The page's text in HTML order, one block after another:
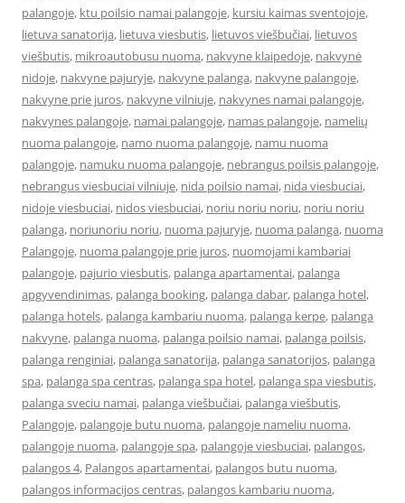
palangoje, ktu poilsio namai palangoje, kursiu kaimas sventojoje,
lietuva sanatorija, lietuva viesbutis, lietuvos viešbučiai, lietuvos
viešbutis, mikroautobusu nuoma, nakvyne klaipedoje, nakvynė
nidoje, nakvyne pajuryje, nakvyne palanga, nakvyne palangoje,
nakvyne prie juros, nakvyne vilniuje, nakvynes namai palangoje,
nakvynes palangoje, namai palangoje, namas palangoje, namelių
nuoma palangoje, namo nuoma palangoje, namu nuoma
palangoje, namuku nuoma palangoje, nebrangus poilsis palangoje,
nebrangus viesbuciai vilniuje, nida poilsio namai, nida viesbuciai,
nidoje viesbuciai, nidos viesbuciai, noriu noriu noriu, noriu noriu
palanga, noriunoriu noriu, nuoma pajuryje, nuoma palanga, nuoma
Palangoje, nuoma palangoje prie juros, nuomojami kambariai
palangoje, pajurio viesbutis, palanga apartamentai, palanga
apgyvendinimas, palanga booking, palanga dabar, palanga hotel,
palanga hotels, palanga kambariu nuoma, palanga kerpe, palanga
nakvyne, palanga nuoma, palanga poilsio namai, palanga poilsis,
palanga renginiai, palanga sanatorija, palanga sanatorijos, palanga
spa, palanga spa centras, palanga spa hotel, palanga spa viesbutis,
palanga sveciu namai, palanga viešbučiai, palanga viešbutis,
Palangoje, palangoje butu nuoma, palangoje nameliu nuoma,
palangoje nuoma, palangoje spa, palangoje viesbuciai, palangos,
palangos 4, Palangos apartamentai, palangos butu nuoma,
palangos informacijos centras, palangos kambariu nuoma,